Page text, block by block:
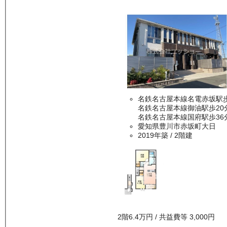
名鉄名古屋本線名電赤坂駅
名鉄名古屋本線御油駅歩20
名鉄名古屋本線国府駅歩36
愛知県豊川市赤坂町大日
2019年築 / 2階建
2階6.4万円 / 共益費等 3,000円